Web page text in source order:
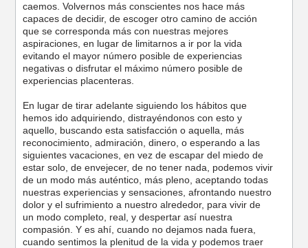
caemos. Volvernos más conscientes nos hace más
capaces de decidir, de escoger otro camino de acción
que se corresponda más con nuestras mejores
aspiraciones, en lugar de limitarnos a ir por la vida
evitando el mayor número posible de experiencias
negativas o disfrutar el máximo número posible de
experiencias placenteras.
En lugar de tirar adelante siguiendo los hábitos que
hemos ido adquiriendo, distrayéndonos con esto y
aquello, buscando esta satisfacción o aquella, más
reconocimiento, admiración, dinero, o esperando a las
siguientes vacaciones, en vez de escapar del miedo de
estar solo, de envejecer, de no tener nada, podemos vivir
de un modo más auténtico, más pleno, aceptando todas
nuestras experiencias y sensaciones, afrontando nuestro
dolor y el sufrimiento a nuestro alrededor, para vivir de
un modo completo, real, y despertar así nuestra
compasión. Y es ahí, cuando no dejamos nada fuera,
cuando sentimos la plenitud de la vida y podemos traer